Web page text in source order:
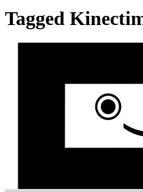
Tagged